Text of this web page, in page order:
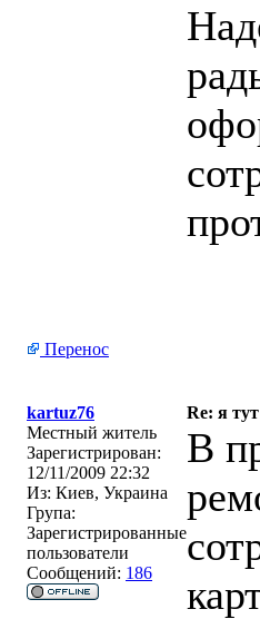
Перенос
kartuz76
Re: я
Местный житель
Зарегистрирован:
12/11/2009 22:32
Из: Киев, Украина
Група:
Зарегистрированные
пользователи
Сообщений: 186
В